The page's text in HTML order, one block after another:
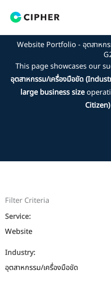
Website Portfolio - อุตสาหก
This page showcases our
อุตสาหกรรม/เครื่องมือขัด
large business size
Citizen)
Filter Criteria
Service:
Website
Industry:
อุตสาหกรรม/เครื่องมือขัด